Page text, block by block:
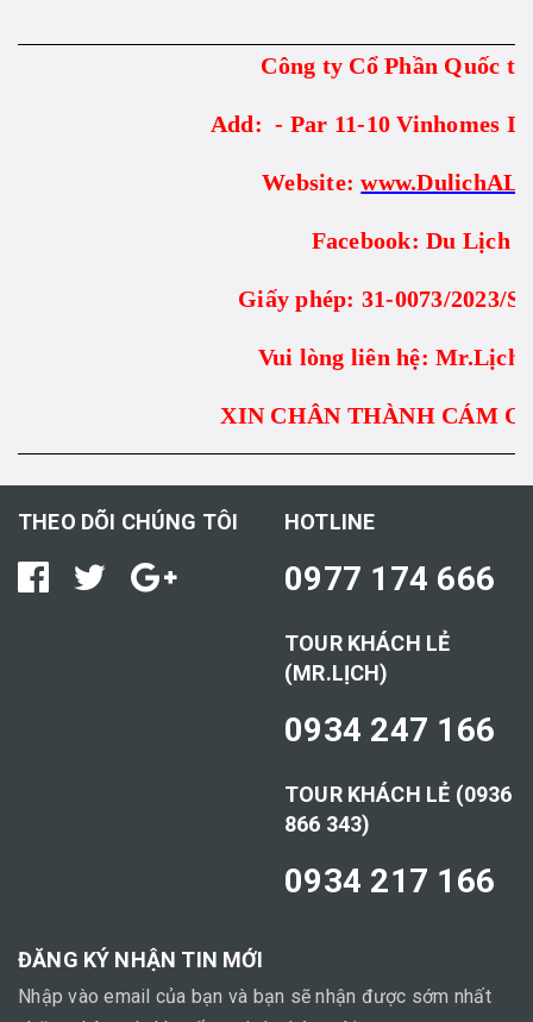
Công ty Cổ Phần Quốc
Add: - Par 11-10 Vinhomes
Website:
Facebook: Du Lịch
Giấy phép: 31-0073/2023/
Vui lòng liên hệ: Mr.Lịch
XIN CHÂN THÀNH CÁM
THEO DÕI CHÚNG TÔI HOTLINE
0977 174 666
TOUR KHÁCH LẺ
(MR.LỊCH)
0934 247 166
TOUR KHÁCH LẺ (0936
866 343)
0934 217 166
ĐĂNG KÝ NHẬN TIN MỚI
Nhập vào email của bạn và bạn sẽ nhận được sớm nhất